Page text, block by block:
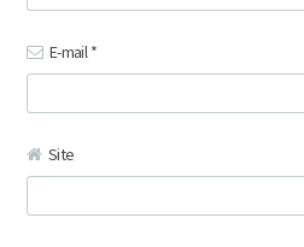
E-mail*
Site